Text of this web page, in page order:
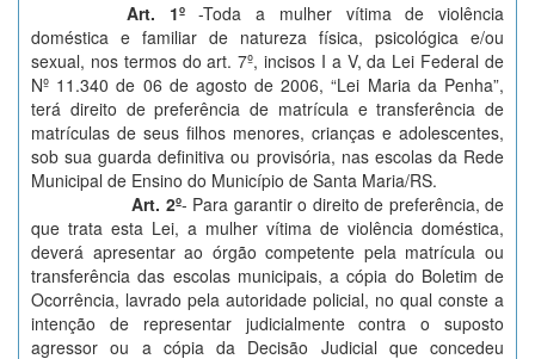
Art. 1º-Toda a mulher vítima de violência
doméstica e familiar de natureza física, psicológica e/ou
sexual, nos termos do art. 7º, incisos I a V, da Lei Federal de
Nº 11.340 de 06 de agosto de 2006, “Lei Maria da Penha”,
terá direito de preferência de matrícula e transferência de
matrículas de seus filhos menores, crianças e adolescentes,
sob sua guarda definitiva ou provisória, nas escolas da Rede
Municipal de Ensino do Município de Santa Maria/RS.
Art. 2º- Para garantir o direito de preferência, de
que trata esta Lei, a mulher vítima de violência doméstica,
deverá apresentar ao órgão competente pela matrícula ou
transferência das escolas municipais, a cópia do Boletim de
Ocorrência, lavrado pela autoridade policial, no qual conste a
intenção de representar judicialmente contra o suposto
agressor ou a cópia da Decisão Judicial que concedeu